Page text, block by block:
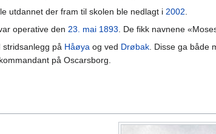
utdannet der fram til skolen ble nedlagt i 2002.
operative den 23. mai 1893. De fikk navnene
stridsanlegg på Håøya og ved Drøbak. Disse ga både
kommandant på Oscarsborg.